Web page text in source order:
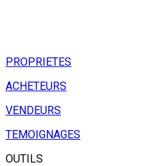
PROPRIETES
ACHETEURS
VENDEURS
TEMOIGNAGES
OUTILS